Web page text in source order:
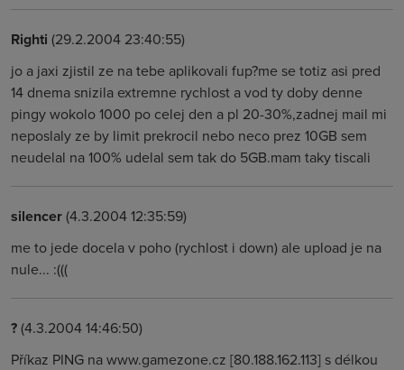
Righti (29.2.2004 23:40:55)
jo a jaxi zjistil ze na tebe aplikovali fup?me se totiz asi pred
14 dnema snizila extremne rychlost a vod ty doby denne
pingy wokolo 1000 po celej den a pl 20-30%,zadnej mail mi
neposlaly ze by limit prekrocil nebo neco prez 10GB sem
neudelal na 100% udelal sem tak do 5GB.mam taky tiscali
silencer(4.3.2004 12:35:59)
me to jede docela v poho (rychlost i down) ale upload je na
nule... :(((
?(4.3.2004 14:46:50)
Příkaz PING na www.gamezone.cz [80.188.162.113] s délkou